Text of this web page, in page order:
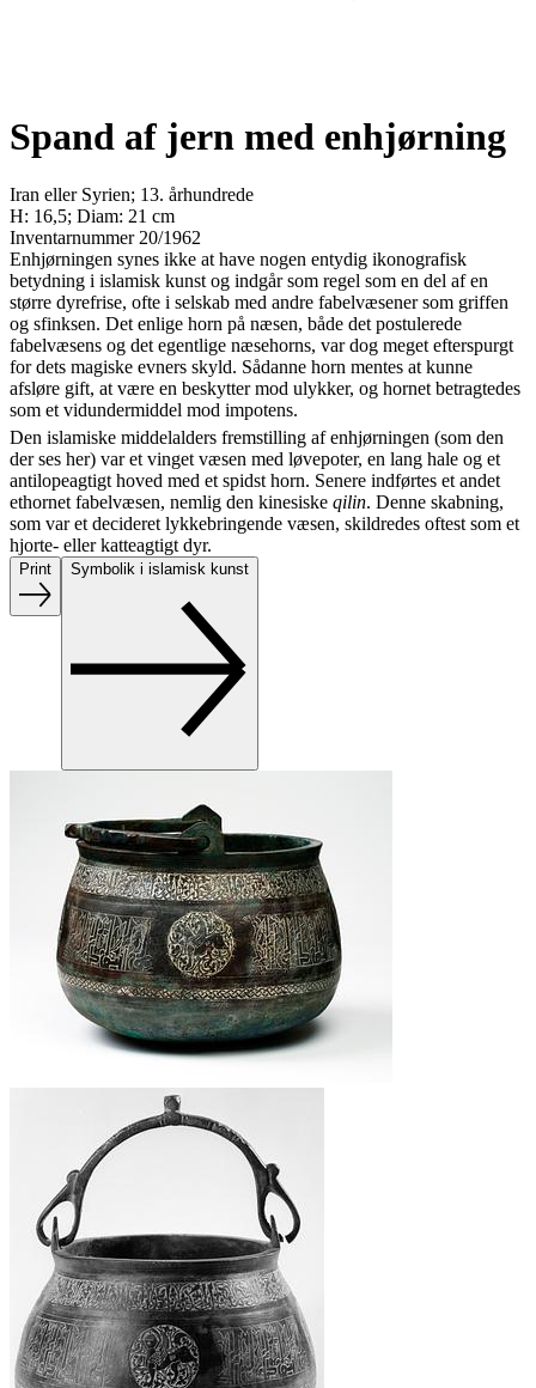
Spand af jern med enhjørning
Iran eller Syrien; 13. århundrede
H: 16,5; Diam: 21 cm
Inventarnummer 20/1962
Enhjørningen synes ikke at have nogen entydig ikonografisk
betydning i islamisk kunst og indgår som regel som en del af en
større dyrefrise, ofte i selskab med andre fabelvæsener som griffen
og sfinksen. Det enlige horn på næsen, både det postulerede
fabelvæsens og det egentlige næsehorns, var dog meget efterspurgt
for dets magiske evners skyld. Sådanne horn mentes at kunne
afsløre gift, at være en beskytter mod ulykker, og hornet betragtedes
som et vidundermiddel mod impotens.
Den islamiske middelalders fremstilling af enhjørningen (som den
der ses her) var et vinget væsen med løvepoter, en lang hale og et
antilopeagtigt hoved med et spidst horn. Senere indførtes et andet
ethornet fabelvæsen, nemlig den kinesiske qilin. Denne skabning,
som var et decideret lykkebringende væsen, skildredes oftest som et
hjorte- eller katteagtigt dyr.
Print Symbolik i islamisk kunst